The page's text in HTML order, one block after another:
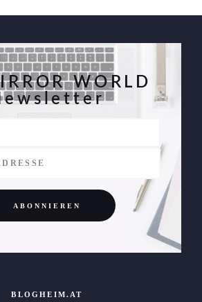
WORLD
BLOGHEIM.AT